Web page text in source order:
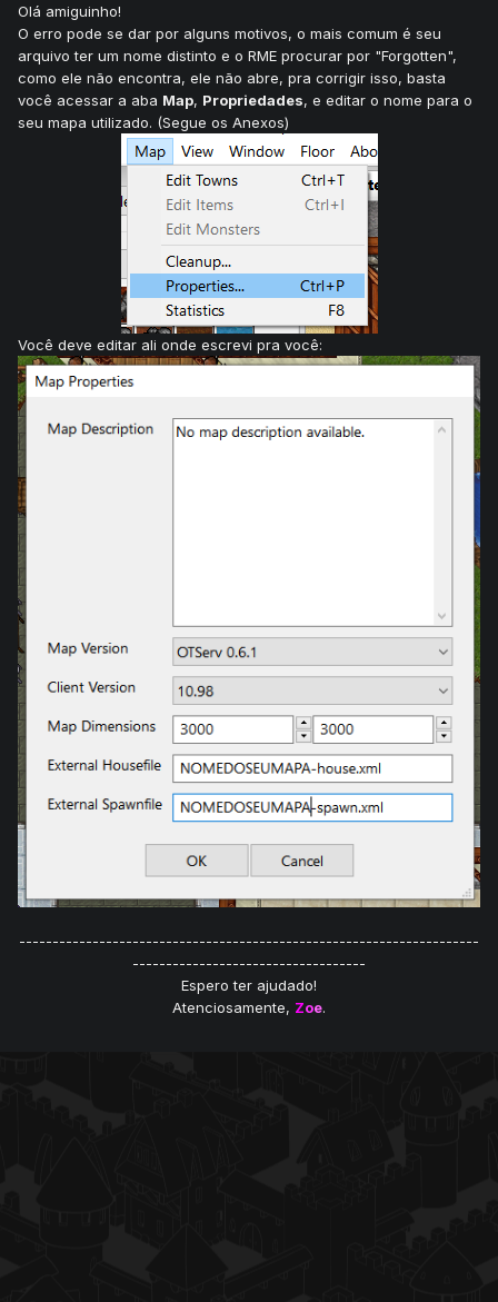
Olá amiguinho!
O erro pode se dar por alguns motivos, o mais comum é seu
arquivo ter um nome distinto e o RME procurar por "Forgotten",
como ele não encontra, ele não abre, pra corrigir isso, basta
você acessar a aba Map, Propriedades, e editar o nome para o
seu mapa utilizado. (Segue os Anexos)
Você deve editar ali onde escrevi pra você:
---------------------------------------------------------------------
-----------------------------------
Espero ter ajudado!
Atenciosamente, Zoe.